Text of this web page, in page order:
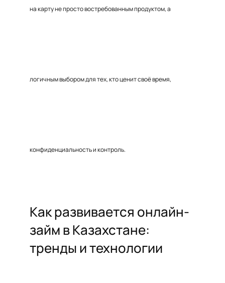
на карту не просто востребованным продуктом, а
логичным выбором для тех, кто ценит своё время,
конфиденциальность и контроль.
Как развивается онлайн-
займ в Казахстане:
тренды и технологии